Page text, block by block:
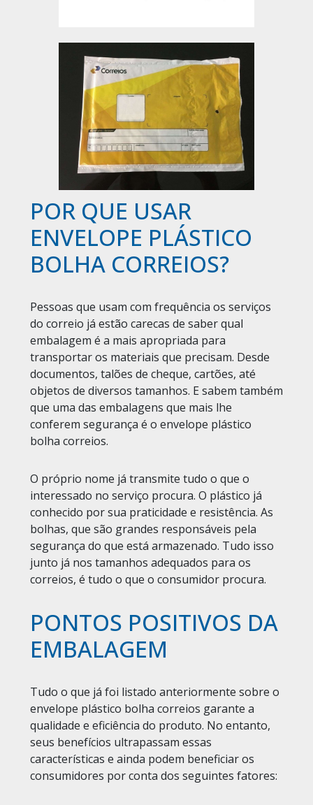
POR QUE USAR
ENVELOPE PLÁSTICO
BOLHA CORREIOS?
Pessoas que usam com frequência os serviços
do correio já estão carecas de saber qual
embalagem é a mais apropriada para
transportar os materiais que precisam. Desde
documentos, talões de cheque, cartões, até
objetos de diversos tamanhos. E sabem também
que uma das embalagens que mais lhe
conferem segurança é o envelope plástico
bolha correios.
O próprio nome já transmite tudo o que o
interessado no serviço procura. O plástico já
conhecido por sua praticidade e resistência. As
bolhas, que são grandes responsáveis pela
segurança do que está armazenado. Tudo isso
junto já nos tamanhos adequados para os
correios, é tudo o que o consumidor procura.
PONTOS POSITIVOS DA
EMBALAGEM
Tudo o que já foi listado anteriormente sobre o
envelope plástico bolha correios garante a
qualidade e eficiência do produto. No entanto,
seus benefícios ultrapassam essas
características e ainda podem beneficiar os
consumidores por conta dos seguintes fatores: